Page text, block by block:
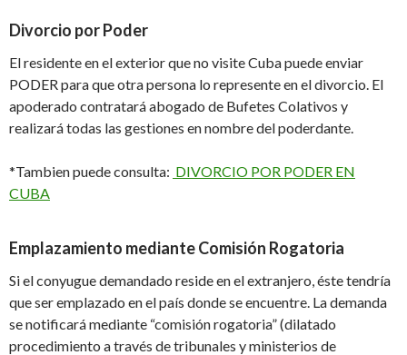
Divorcio por Poder
El residente en el exterior que no visite Cuba puede enviar
PODER para que otra persona lo represente en el divorcio. El
apoderado contratará abogado de Bufetes Colativos y
realizará todas las gestiones en nombre del poderdante.
*Tambien puede consulta: DIVORCIO POR PODER EN
CUBA
Emplazamiento mediante Comisión Rogatoria
Si el conyugue demandado reside en el extranjero, éste tendría
que ser emplazado en el país donde se encuentre. La demanda
se notificará mediante “comisión rogatoria” (dilatado
procedimiento a través de tribunales y ministerios de